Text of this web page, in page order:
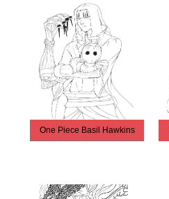
One Piece Basil Hawkins